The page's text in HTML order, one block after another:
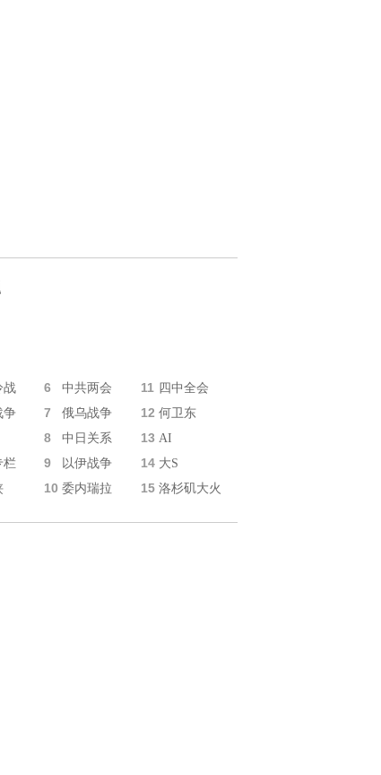
战 6 中共两会 11 四中全会
争 7 俄乌战争 12 何卫东
8 中日关系 13 AI
栏 9 以伊战争 14 大S
10 委内瑞拉 15 洛杉矶大火